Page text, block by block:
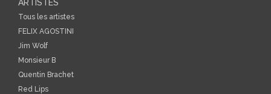
ARTISTES
Tous les artistes
FELIX AGOSTINI
Jim Wolf
Monsieur B
Quentin Brachet
Red Lips